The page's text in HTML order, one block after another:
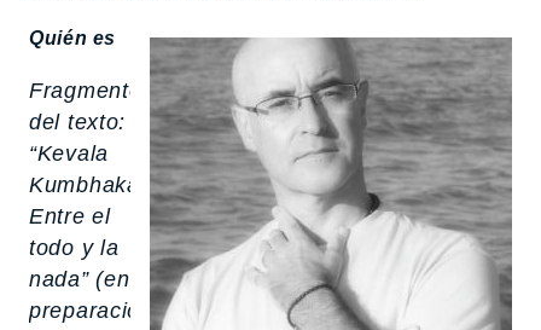
Quién es
Fragmento
del texto:
“Kevala
Kumbhaka.
Entre el
todo y la
nada”(en
preparación),